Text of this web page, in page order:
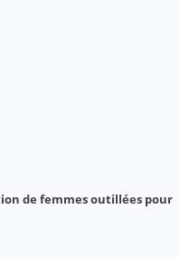
de femmes outillées pour